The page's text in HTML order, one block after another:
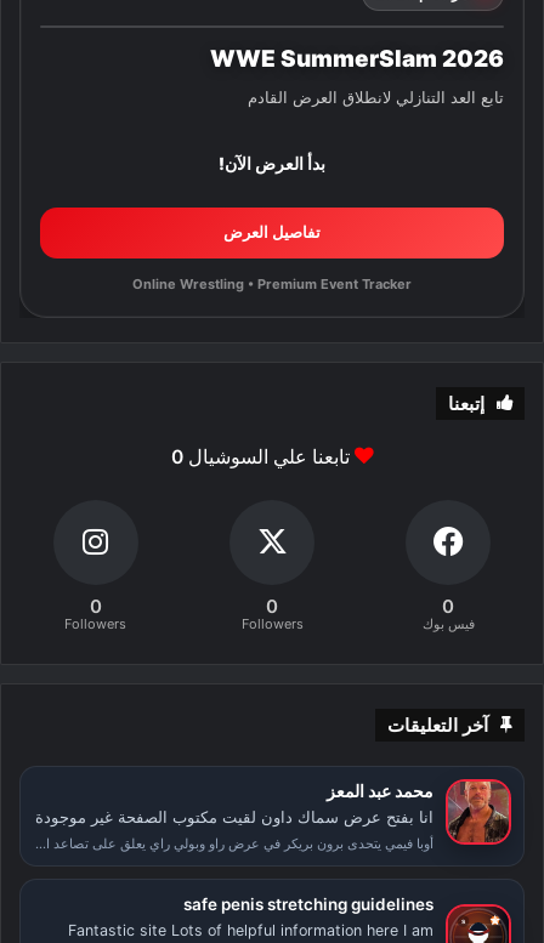
WWE SummerSlam 2026
تابع العد التنازلي لانطلاق العرض القادم
بدأ العرض الآن!
تفاصيل العرض
Online Wrestling • Premium Event Tracker
إتبعنا
تابعنا علي السوشيال0
0
فيس بوك
0
Followers
0
Followers
آخر التعليقات
محمد عبد المعز
انا بفتح عرض سماك داون لقيت مكتوب الصفحة غير موجودة
أوبا فيمي يتحدى برون بريكر في عرض راو وبولي راي يعلق على تصاعد الأحداث بعد سمر سلام
safe penis stretching guidelines
Fantastic site Lots of helpful information here I am